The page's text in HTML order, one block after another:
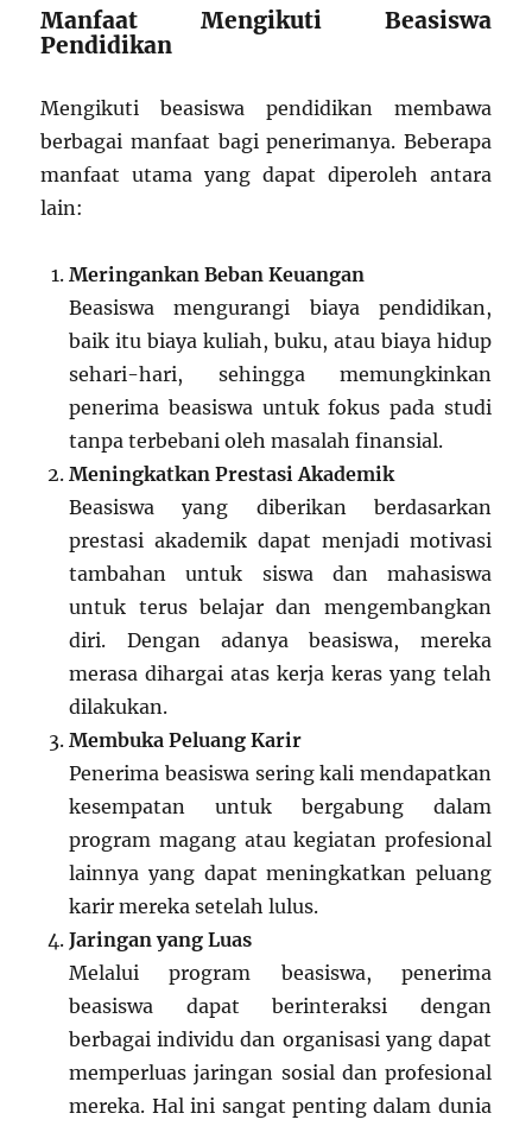
Manfaat Mengikuti Beasiswa
Pendidikan
Mengikuti beasiswa pendidikan membawa
berbagai manfaat bagi penerimanya. Beberapa
manfaat utama yang dapat diperoleh antara
lain:
Meringankan Beban Keuangan
Beasiswa mengurangi biaya pendidikan,
baik itu biaya kuliah, buku, atau biaya hidup
sehari-hari, sehingga memungkinkan
penerima beasiswa untuk fokus pada studi
tanpa terbebani oleh masalah finansial.
Meningkatkan Prestasi Akademik
Beasiswa yang diberikan berdasarkan
prestasi akademik dapat menjadi motivasi
tambahan untuk siswa dan mahasiswa
untuk terus belajar dan mengembangkan
diri. Dengan adanya beasiswa, mereka
merasa dihargai atas kerja keras yang telah
dilakukan.
Membuka Peluang Karir
Penerima beasiswa sering kali mendapatkan
kesempatan untuk bergabung dalam
program magang atau kegiatan profesional
lainnya yang dapat meningkatkan peluang
karir mereka setelah lulus.
Jaringan yang Luas
Melalui program beasiswa, penerima
beasiswa dapat berinteraksi dengan
berbagai individu dan organisasi yang dapat
memperluas jaringan sosial dan profesional
mereka. Hal ini sangat penting dalam dunia